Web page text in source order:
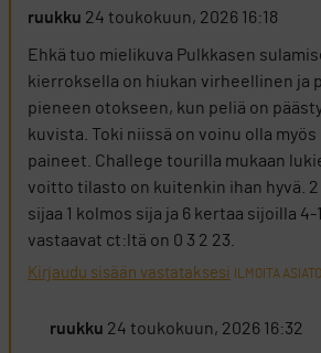
ruukku 24 toukokuun, 2026 16:18
Ehkä tuo mielikuva Pulkkasen
kierroksella on hiukan virheellinen ja
pieneen otokseen, kun peliä on
kuvista. Toki niissä on voinu olla
paineet. Challege tourilla mukaan
voitto tilasto on kuitenkin ihan hyvä.
sijaa 1 kolmos sija ja 6 kertaa sijoilla
vastaavat ct:ltä on 0 3 2 23.
Kirjaudu sisään vastataksesi ILMOITA
ruukku 24 toukokuun, 2026 16:32